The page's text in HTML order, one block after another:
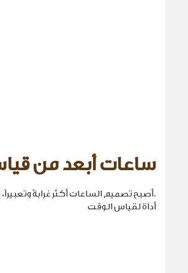
ساعات أبعد من
.أصبح تصميم الساعات أكثر غرابةً
أداة لقياس الوقت